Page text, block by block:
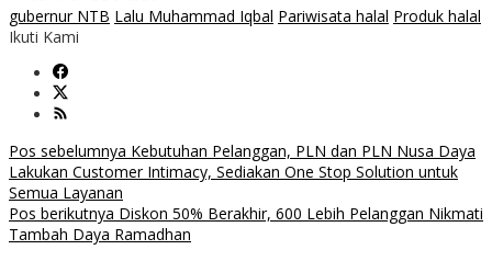
gubernur NTB Lalu Muhammad Iqbal Pariwisata halal Produk halal
Ikuti Kami
Navigasi
pos
Pos sebelumnya Kebutuhan Pelanggan, PLN dan PLN Nusa Daya
Lakukan Customer Intimacy, Sediakan One Stop Solution untuk
Semua Layanan
Pos berikutnya Diskon 50% Berakhir, 600 Lebih Pelanggan Nikmati
Tambah Daya Ramadhan